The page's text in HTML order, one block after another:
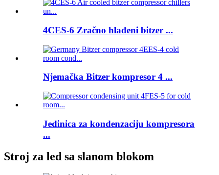
4CES-6 Zračno hlađeni bitzer ...
Njemačka Bitzer kompresor 4 ...
Jedinica za kondenzaciju kompresora
...
Stroj za led sa slanom blokom